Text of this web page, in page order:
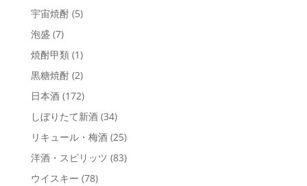
宇宙焼酎 (5)
泡盛 (7)
焼酎甲類 (1)
黒糖焼酎 (2)
日本酒 (172)
しぼりたて新酒 (34)
リキュール・梅酒 (25)
洋酒・スピリッツ (83)
ウイスキー (78)